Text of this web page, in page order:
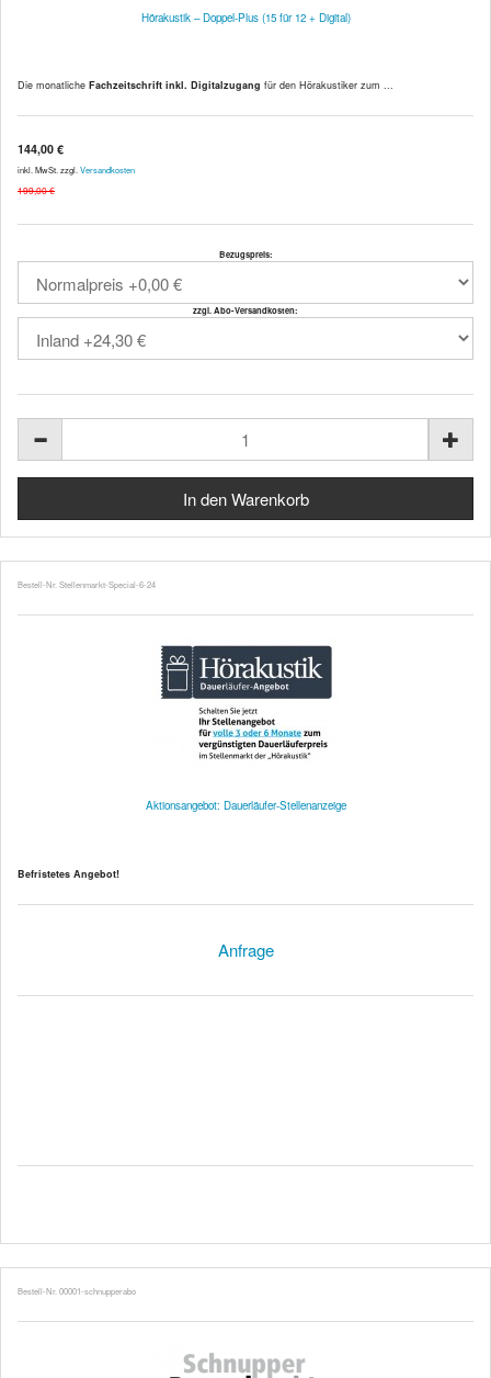
Hörakustik – Doppel-Plus (15 für 12 + Digital)
Die monatliche Fachzeitschrift inkl. Digitalzugang für den Hörakustiker zum ...
144,00 €
inkl. MwSt. zzgl. Versandkosten
199,00 €
Bezugspreis:
zzgl. Abo-Versandkosten:
Bestell-Nr. Stellenmarkt-Special-6-24
Aktionsangebot: Dauerläufer-Stellenanzeige
Befristetes Angebot!
Anfrage
Bestell-Nr. 00001-schnupperabo